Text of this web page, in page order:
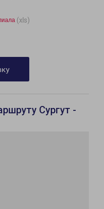
(xls)
Сургут -